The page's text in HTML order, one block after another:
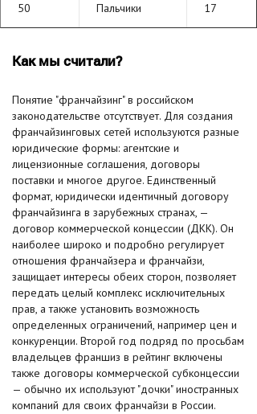
50 Пальчики 17
Как мы считали?
Понятие "франчайзинг" в российском
законодательстве отсутствует. Для создания
франчайзинговых сетей используются разные
юридические формы: агентские и
лицензионные соглашения, договоры
поставки и многое другое. Единственный
формат, юридически идентичный договору
франчайзинга в зарубежных странах, —
договор коммерческой концессии (ДКК). Он
наиболее широко и подробно регулирует
отношения франчайзера и франчайзи,
защищает интересы обеих сторон, позволяет
передать целый комплекс исключительных
прав, а также установить возможность
определенных ограничений, например цен и
конкуренции. Второй год подряд по просьбам
владельцев франшиз в рейтинг включены
также договоры коммерческой субконцессии
— обычно их используют "дочки" иностранных
компаний для своих франчайзи в России.